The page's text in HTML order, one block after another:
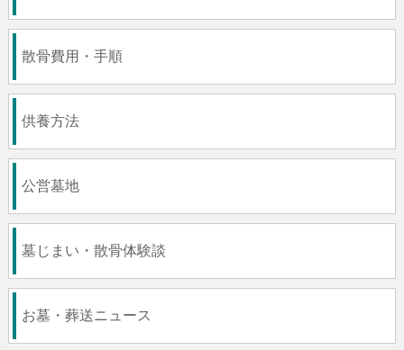
散骨費用・手順
供養方法
公営墓地
墓じまい・散骨体験談
お墓・葬送ニュース